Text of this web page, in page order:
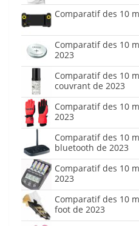
Comparatif des 10
Comparatif des 10
2023
Comparatif des 10
couvrant de 2023
Comparatif des 10
2023
Comparatif des 10
bluetooth de 2023
Comparatif des 10
2023
Comparatif des 10
foot de 2023